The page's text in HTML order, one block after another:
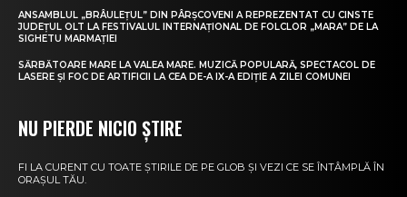
ANSAMBLUL „BRÂULEȚUL” DIN PÂRȘCOVENI A REPREZENTAT CU CINSTE
JUDEȚUL OLT LA FESTIVALUL INTERNAȚIONAL DE FOLCLOR „MARA” DE LA
SIGHETU MARMAȚIEI
SĂRBĂTOARE MARE LA VALEA MARE. MUZICĂ POPULARĂ, SPECTACOL DE
LASERE ȘI FOC DE ARTIFICII LA CEA DE-A IX-A EDIȚIE A ZILEI COMUNEI
NU PIERDE NICIO ȘTIRE
FI LA CURENT CU TOATE ȘTIRILE DE PE GLOB ȘI VEZI CE SE ÎNTÂMPLĂ ÎN
ORAȘUL TĂU.